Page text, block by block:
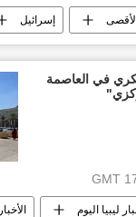
إسرائيل
العالم العربي
في العاصمة
ليبيا اليوم الأخبار